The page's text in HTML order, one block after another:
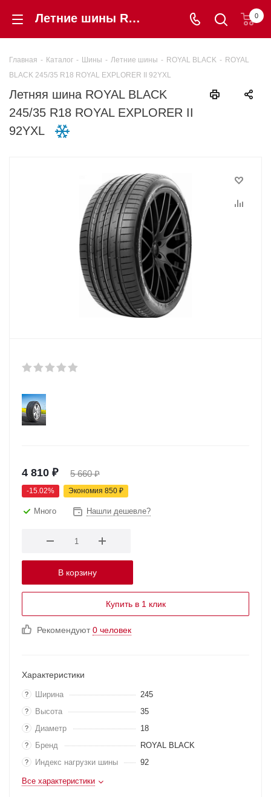
Летние шины ROYAL BLACK 245/35 R18 ROYAL EXPLORER II 92YXL купить в интернет-магазине «Шинторг» в Калининграде 0
Главная - Каталог - Шины - Летние шины - ROYAL BLACK - ROYAL
BLACK 245/35 R18 ROYAL EXPLORER II 92YXL
Летняя шина ROYAL BLACK
245/35 R18 ROYAL EXPLORER II
92YXL
4 810 ₽ 5 660₽
-15.02% Экономия 850 ₽
Много Нашли дешевле?
В корзину
Купить в 1 клик
Рекомендуют0 человек
Характеристики
? Ширина 245
? Высота 35
? Диаметр 18
? Бренд ROYAL BLACK
? Индекс нагрузки шины 92
Все характеристики